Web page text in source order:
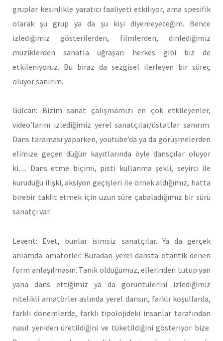
gruplar kesinlikle yaratıcı faaliyeti etkiliyor, ama spesifik
olarak şu grup ya da şu kişi diyemeyeceğim. Bence
izlediğimiz gösterilerden, filmlerden, dinlediğimiz
müziklerden sanatla uğraşan herkes gibi biz de
etkileniyoruz. Bu biraz da sezgisel ilerleyen bir süreç
oluyor sanırım.
Gülcan: Bizim sanat çalışmamızı en çok etkileyenler,
video’larını izlediğimiz yerel sanatçılar/üstatlar sanırım.
Dans taraması yaparken, youtube’da ya da görüşmelerden
elimize geçen düğün kayıtlarında öyle dansçılar oluyor
ki… Dans etme biçimi, pisti kullanma şekli, seyirci ile
kuruduğu ilişki, aksiyon geçişleri ile örnek aldığımız, hatta
birebir taklit etmek için uzun süre çabaladığımız bir sürü
sanatçı var.
Levent: Evet, bunlar isimsiz sanatçılar. Ya da gerçek
anlamda amatörler. Buradan yerel dansta otantik denen
form anlaşılmasın. Tanık olduğumuz, ellerinden tutup yan
yana dans ettiğimiz ya da görüntülerini izlediğimiz
nitelikli amatörler aslında yerel dansın, farklı koşullarda,
farklı dönemlerde, farklı tipolojideki insanlar tarafından
nasıl yeniden üretildiğini ve tüketildiğini gösteriyor bize.